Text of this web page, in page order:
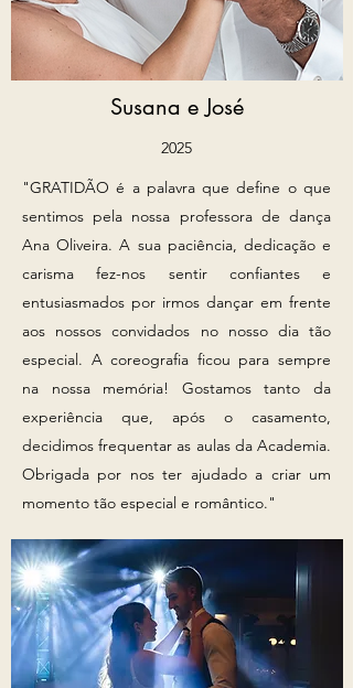
Susana e José
2025
"GRATIDÃO é a palavra que define o que
sentimos pela nossa professora de dança
Ana Oliveira. A sua paciência, dedicação e
carisma fez-nos sentir confiantes e
entusiasmados por irmos dançar em frente
aos nossos convidados no nosso dia tão
especial. A coreografia ficou para sempre
na nossa memória! Gostamos tanto da
experiência que, após o casamento,
decidimos frequentar as aulas da Academia.
Obrigada por nos ter ajudado a criar um
momento tão especial e romântico."